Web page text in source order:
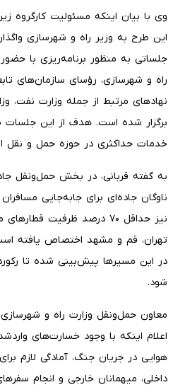
وی با بیان اینکه مسئولیت کارگروه
این طرح به وزیر راه و شهرسازی
جلساتی به منظور برنامه‌ریزی با
راه و شهرسازی، رؤسای سازمان‌های
نهادهای مرتبط از جمله وزارت نفت،
برگزار شده است. هدف از این جلسات
خدمات حداکثری در حوزه حمل و نقل
ناوگان جاده‌ای برای جابه‌جایی
نیز حداقل ۷۰ درصد ظرفیت
تهران، قم و مشهد اختصاص یافته
در این مسیرها پیش‌بینی شده تا
شود.
معاون حمل‌ونقل وزارت راه و شهرسازی
اعلام اینکه با وجود خسارت‌های
هوایی در جریان جنگ، آمادگی لازم
داخلی، میهمانان خارجی و انجام